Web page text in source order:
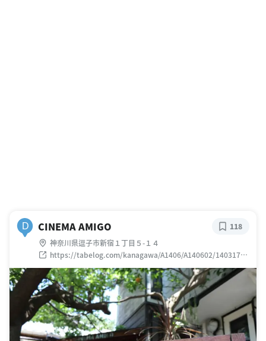
D CINEMA AMIGO
神奈川県逗子市新宿１丁目５-１４
https://tabelog.com/kanagawa/A1406/A140602/14031713
/
118